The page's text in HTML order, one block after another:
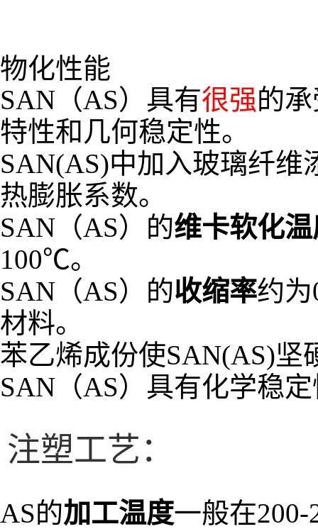
物化性能
SAN（AS）具有很强的
特性和几何稳定性。
SAN(AS)中加入玻璃纤
热膨胀系数。
SAN（AS）的维卡软化
100℃。
SAN（AS）的收缩率约
材料。
苯乙烯成份使SAN(AS)
SAN（AS）具有化学稳
注塑工艺：
AS的加工温度一般在